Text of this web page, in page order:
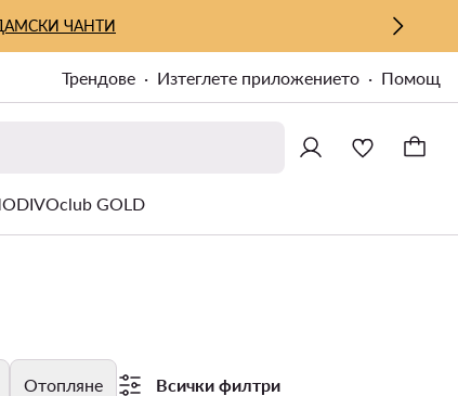
ЧАНТИ
Трендове Изтеглете приложението Помощ
GOLD
Отопляне Всички филтри